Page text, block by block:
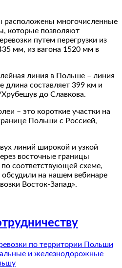
расположены многочисленные
которые позволяют
путем перегрузки из
мм, из вагона 1520 мм в
линия в Польше – линия
длина составляет 399 км и
до Славкова.
– это короткие участки на
Польши с Россией,
линий широкой и узкой
восточные границы
соответствующей схеме,
на нашем вебинаре
Восток-Запад».
по территории Польши
и железнодорожные